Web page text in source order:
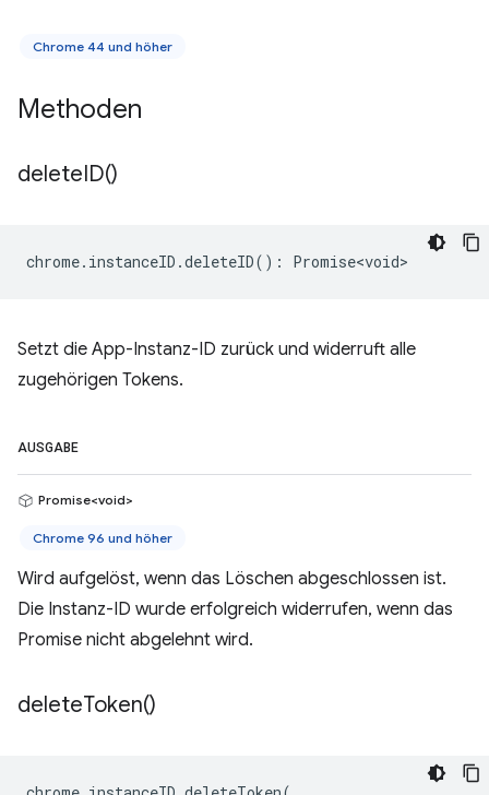
Chrome 44 und höher
Methoden
deleteID()
chrome. instanceID .deleteID() : Promise<void>
Setzt die App-Instanz-ID zurück und widerruft alle
zugehörigen Tokens.
AUSGABE
Promise<void>
Chrome 96 und höher
Wird aufgelöst, wenn das Löschen abgeschlossen ist.
Die Instanz-ID wurde erfolgreich widerrufen, wenn das
Promise nicht abgelehnt wird.
deleteToken()